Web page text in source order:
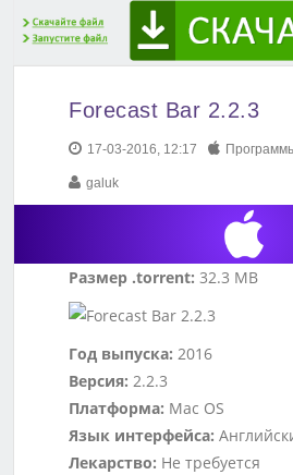
Forecast Bar 2.2.3
17-03-2016, 12:17
galuk
Размер .torrent: 32.3 MB
Год выпуска: 2016
Версия: 2.2.3
Платформа: Mac OS
Язык интерфейса:
Лекарство: Не требуется